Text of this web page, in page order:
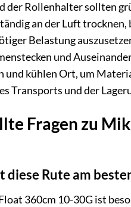
der Rollenhalter sollten
an der Luft
Belastung
und
und kühlen Ort, um
Transports und der
Fragen zu
diese Rute am
360cm 10-30G ist